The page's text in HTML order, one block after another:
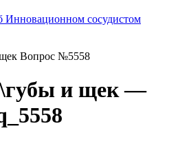
Инновационном сосудистом
Вопрос №5558
и щек —